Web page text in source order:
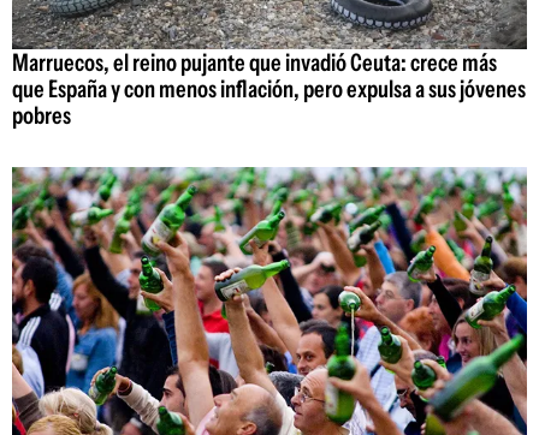
Marruecos, el reino pujante que invadió Ceuta: crece más
que España y con menos inflación, pero expulsa a sus jóvenes
pobres